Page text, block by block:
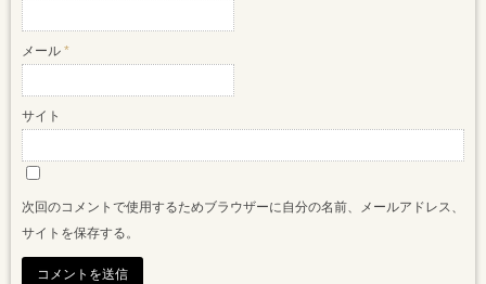
メール *
サイト
次回のコメントで使用するためブラウザーに自分の名前、メールアドレス、
サイトを保存する。